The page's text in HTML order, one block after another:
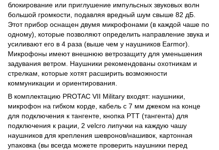
блокирование или приглушение импульсных звуковых волн
большой громкости, подавляя вредный шум свыше 82 дБ.
Этот прибор оснащен двумя микрофонами (в каждой чаше по
одному), которые позволяют определить направление звука и
усиливают его в 4 раза (выше чем у наушников Earmor).
Микрофоны имеют внешнюю ветрозащиту для уменьшения
задувания ветром. Наушники рекомендованы охотникам и
стрелкам, которые хотят расширить возможности
коммуникации и ориентирования.
В комплектацию PROTAC VII Military входят: наушники,
микрофон на гибком корде, кабель с 7 мм джеком на конце
для подключения к тангенте, кнопка PTT (тангента) для
подключения к рации, 2 velcro липучки на каждую чашу
наушников для крепления шевронов/нашивок, картонная
упаковка (вы всегда можете проверить наушники перед